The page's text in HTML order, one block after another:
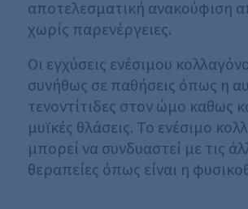
αποτελεσματική ανακούφιση
χωρίς παρενέργειες.
Οι εγχύσεις ενέσιμου
συνήθως σε παθήσεις όπως η
τενοντίτιδες στον ώμο καθως
μυϊκές θλάσεις. Το ενέσιμο
μπορεί να συνδυαστεί με τις
θεραπείες όπως είναι η